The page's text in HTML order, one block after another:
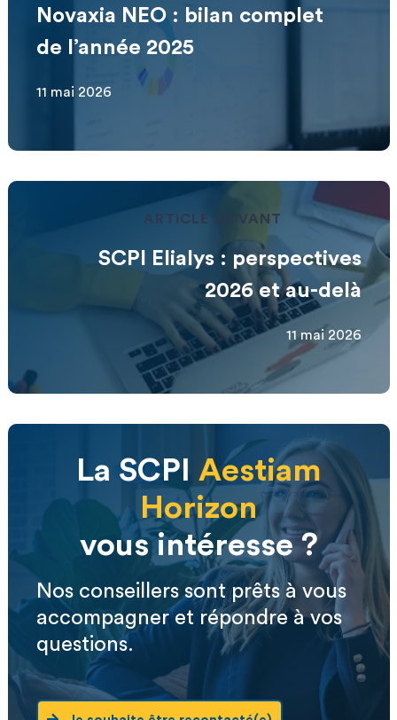
Novaxia NEO : bilan complet
de l’année 2025
11 mai 2026
ARTICLE SUIVANT
SCPI Elialys : perspectives
2026 et au-delà
11 mai 2026
La SCPI Aestiam
Horizon
vous intéresse ?
Nos conseillers sont prêts à vous
accompagner et répondre à vos
questions.